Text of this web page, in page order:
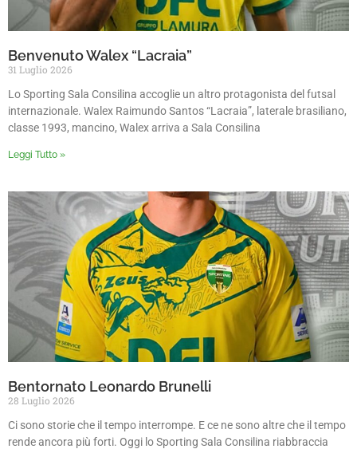
Benvenuto Walex “Lacraia”
31 Luglio 2026
Lo Sporting Sala Consilina accoglie un altro protagonista del futsal
internazionale. Walex Raimundo Santos “Lacraia”, laterale brasiliano,
classe 1993, mancino, Walex arriva a Sala Consilina
Leggi Tutto »
Bentornato Leonardo Brunelli
28 Luglio 2026
Ci sono storie che il tempo interrompe. E ce ne sono altre che il tempo
rende ancora più forti. Oggi lo Sporting Sala Consilina riabbraccia